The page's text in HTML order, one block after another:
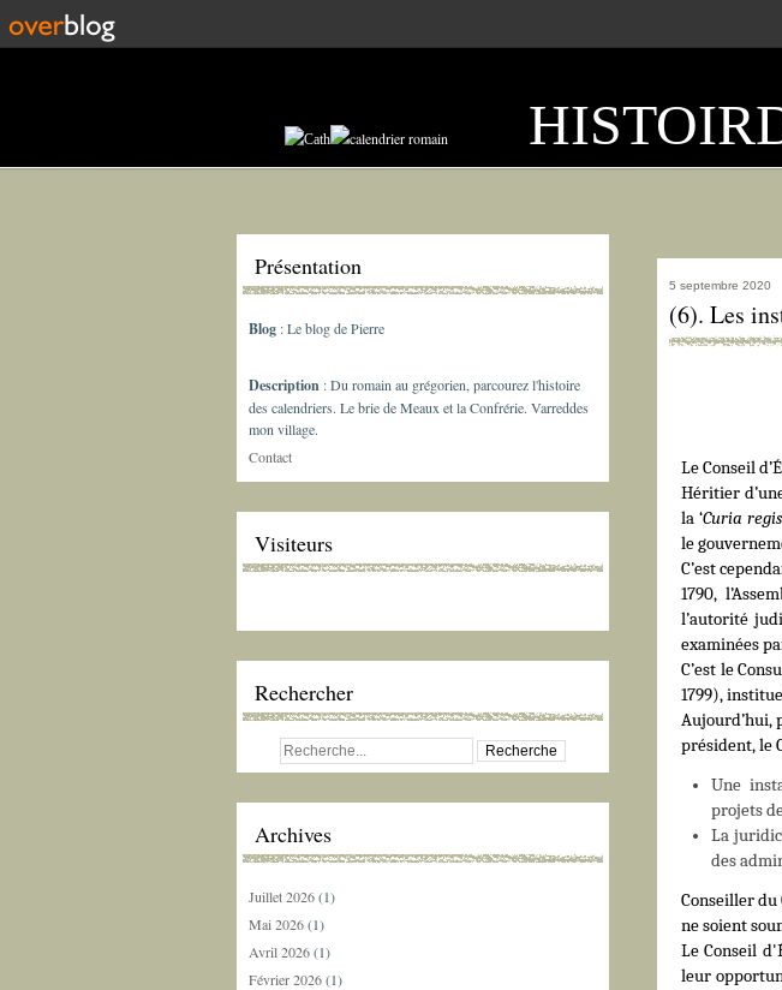
Présentation
Blog : Le blog de Pierre
Description : Du romain au grégorien, parcourez l'histoire
des calendriers. Le brie de Meaux et la Confrérie. Varreddes
mon village.
Contact
Visiteurs
Rechercher
Archives
Juillet 2026(1)
Mai 2026(1)
Avril 2026(1)
Février 2026(1)
5 septembre 2020
(6). Les
Le Conseil
Héritier
la ‘Curia
le
C’est
1790,
l’autorité
examinées
C’est le
1799),
Aujourd’hui,
président, le
Une
projets
La
des
Conseiller du
ne soient
Le Conseil
leur